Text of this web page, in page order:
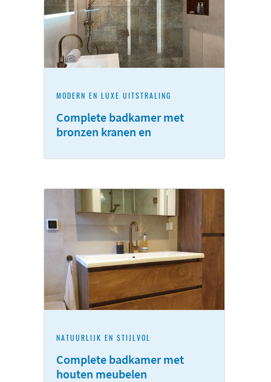
MODERN EN LUXE UITSTRALING
Complete badkamer met
bronzen kranen en
NATUURLIJK EN STIJLVOL
Complete badkamer met
houten meubelen